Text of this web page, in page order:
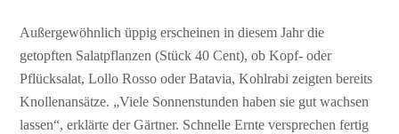
Außergewöhnlich üppig erscheinen in diesem Jahr die
getopften Salatpflanzen (Stück 40 Cent), ob Kopf- oder
Pflücksalat, Lollo Rosso oder Batavia, Kohlrabi zeigten bereits
Knollenansätze. „Viele Sonnenstunden haben sie gut wachsen
lassen“, erklärte der Gärtner. Schnelle Ernte versprechen fertig